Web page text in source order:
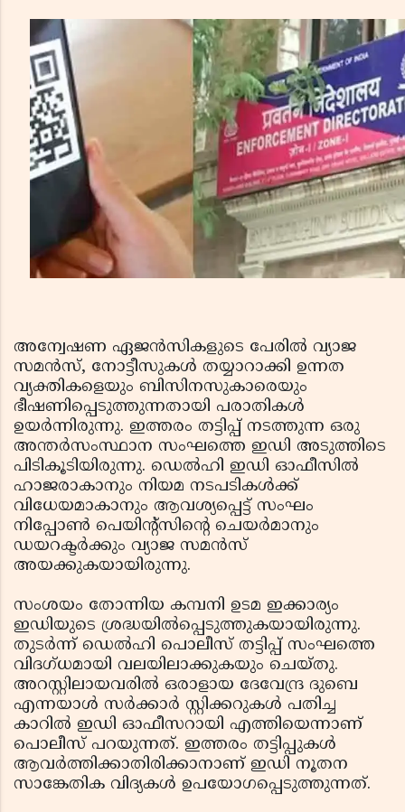
അന്വേഷണ ഏജൻസികളുടെ പേരിൽ വ്യാജ
സമൻസ്, നോട്ടീസുകൾ തയ്യാറാക്കി ഉന്നത
വ്യക്തികളെയും ബിസിനസുകാരെയും
ഭീഷണിപ്പെടുത്തുന്നതായി പരാതികൾ
ഉയർന്നിരുന്നു. ഇത്തരം തട്ടിപ്പ് നടത്തുന്ന ഒരു
അന്തർസംസ്ഥാന സംഘത്തെ ഇഡി അടുത്തിടെ
പിടികൂടിയിരുന്നു. ഡെൽഹി ഇഡി ഓഫീസിൽ
ഹാജരാകാനും നിയമ നടപടികൾക്ക്
വിധേയമാകാനും ആവശ്യപ്പെട്ട് സംഘം
നിപ്പോൺ പെയിന്റ്‌സിന്റെ ചെയർമാനും
ഡയറക്ടർക്കും വ്യാജ സമൻസ്
അയക്കുകയായിരുന്നു.
സംശയം തോന്നിയ കമ്പനി ഉടമ ഇക്കാര്യം
ഇഡിയുടെ ശ്രദ്ധയിൽപ്പെടുത്തുകയായിരുന്നു.
തുടർന്ന് ഡെൽഹി പൊലീസ് തട്ടിപ്പ് സംഘത്തെ
വിദഗ്ധമായി വലയിലാക്കുകയും ചെയ്തു.
അറസ്റ്റിലായവരിൽ ഒരാളായ ദേവേന്ദ്ര ദുബെ
എന്നയാൾ സർക്കാർ സ്റ്റിക്കറുകൾ പതിച്ച
കാറിൽ ഇഡി ഓഫീസറായി എത്തിയെന്നാണ്
പൊലീസ് പറയുന്നത്. ഇത്തരം തട്ടിപ്പുകൾ
ആവർത്തിക്കാതിരിക്കാനാണ് ഇഡി നൂതന
സാങ്കേതിക വിദ്യകൾ ഉപയോഗപ്പെടുത്തുന്നത്.